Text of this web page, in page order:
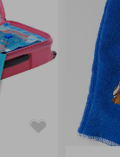
麗露烤盤-透明灰*1
封使用後恕不接受